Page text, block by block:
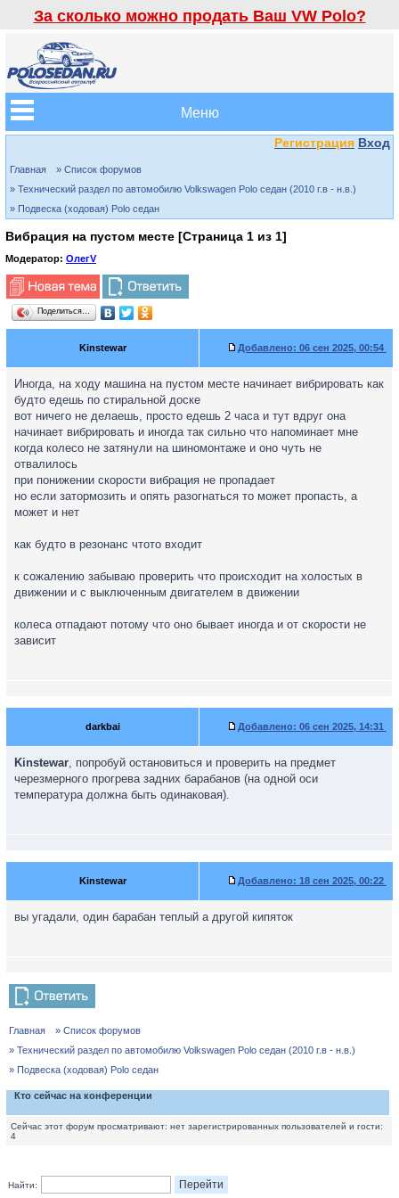
За сколько можно продать Ваш VW Polo?
Меню
Регистрация Вход
Главная
» Список форумов
» Технический раздел по автомобилю Volkswagen Polo седан (2010 г.в - н.в.)
» Подвеска (ходовая) Polo седан
Вибрация на пустом месте [Страница 1 из 1]
Модератор: ОлегV
Поделиться…
Kinstewar Добавлено: 06 сен 2025, 00:54
Иногда, на ходу машина на пустом месте начинает вибрировать как
будто едешь по стиральной доске
вот ничего не делаешь, просто едешь 2 часа и тут вдруг она
начинает вибрировать и иногда так сильно что напоминает мне
когда колесо не затянули на шиномонтаже и оно чуть не
отвалилось
при понижении скорости вибрация не пропадает
но если затормозить и опять разогнаться то может пропасть, а
может и нет
как будто в резонанс чтото входит
к сожалению забываю проверить что происходит на холостых в
движении и с выключенным двигателем в движении
колеса отпадают потому что оно бывает иногда и от скорости не
зависит
darkbai Добавлено: 06 сен 2025, 14:31
Kinstewar, попробуй остановиться и проверить на предмет
черезмерного прогрева задних барабанов (на одной оси
температура должна быть одинаковая).
Kinstewar Добавлено: 18 сен 2025, 00:22
вы угадали, один барабан теплый а другой кипяток
Главная
» Список форумов
» Технический раздел по автомобилю Volkswagen Polo седан (2010 г.в - н.в.)
» Подвеска (ходовая) Polo седан
Кто сейчас на конференции
Сейчас этот форум просматривают: нет зарегистрированных пользователей и гости:
4
Найти: